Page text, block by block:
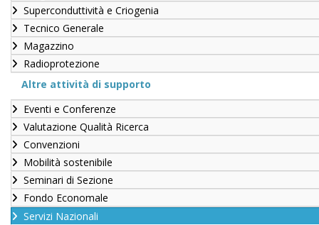
Superconduttività e Criogenia
Tecnico Generale
Magazzino
Radioprotezione
Altre attività di supporto
Eventi e Conferenze
Valutazione Qualità Ricerca
Convenzioni
Mobilità sostenibile
Seminari di Sezione
Fondo Economale
Servizi Nazionali